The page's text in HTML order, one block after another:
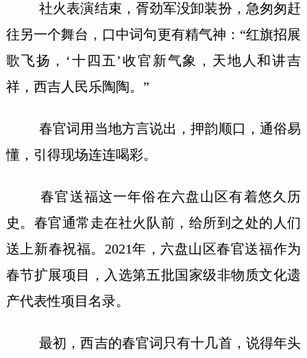
社火表演结束，胥劲军没卸装扮，急匆匆赶
往另一个舞台，口中词句更有精气神：“红旗招展
歌飞扬，‘十四五’收官新气象，天地人和讲吉
祥，西吉人民乐陶陶。”
春官词用当地方言说出，押韵顺口，通俗易
懂，引得现场连连喝彩。
春官送福这一年俗在六盘山区有着悠久历
史。春官通常走在社火队前，给所到之处的人们
送上新春祝福。2021年，六盘山区春官送福作为
春节扩展项目，入选第五批国家级非物质文化遗
产代表性项目名录。
最初，西吉的春官词只有十几首，说得年头